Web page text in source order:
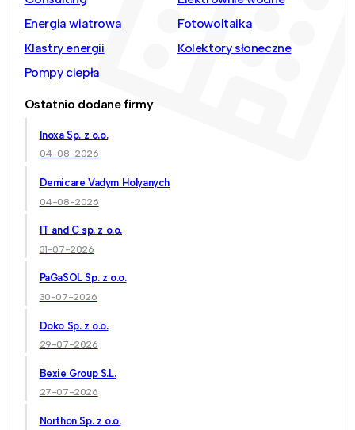
Energia wiatrowa
Fotowoltaika
Klastry energii
Kolektory słoneczne
Pompy ciepła
Ostatnio dodane firmy
Inoxa Sp. z o.o.
04-08-2026
Demicare Vadym Holyanych
04-08-2026
IT and C sp. z o.o.
31-07-2026
PaGaSOL Sp. z o.o.
30-07-2026
Doko Sp. z o.o.
29-07-2026
Bexie Group S.L.
27-07-2026
Northon Sp. z o.o.